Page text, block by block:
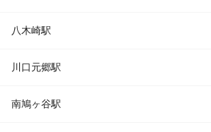
八木崎駅
川口元郷駅
南鳩ヶ谷駅